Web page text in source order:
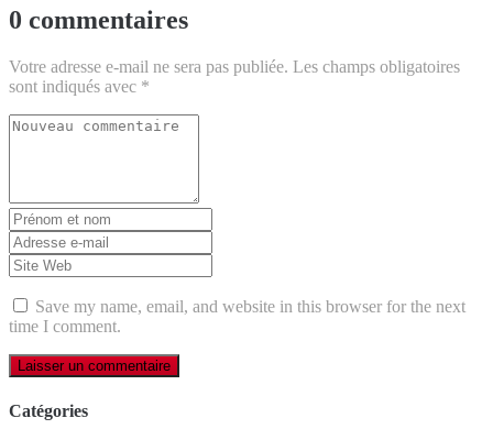
0 commentaires
Votre adresse e-mail ne sera pas publiée. Les champs obligatoires
sont indiqués avec *
Votre
Prénom
et
nom*
Adresse
e-
mail
*
Site
Web
Save my name, email, and website in this browser for the next
time I comment.
Catégories